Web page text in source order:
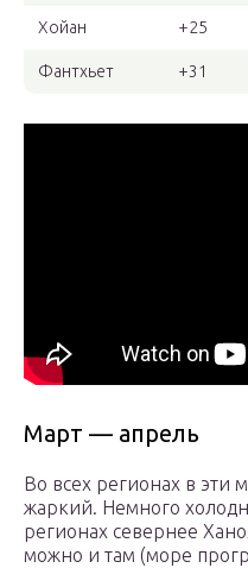
Хойан +25
Фантхьет +31
Март — апрель
Во всех регионах в эти
жаркий. Немного
регионах севернее
можно и там (море